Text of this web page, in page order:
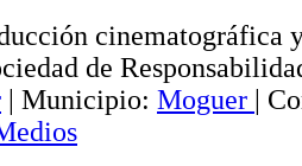
cinematográfica
de
| Municipio: Moguer |